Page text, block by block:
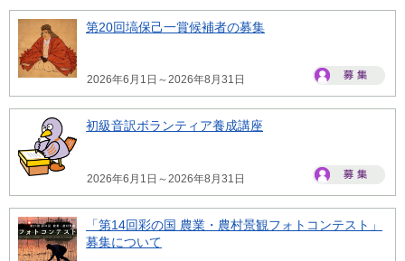
第20回塙保己一賞候補者の募集
2026年6月1日～2026年8月31日
初級音訳ボランティア養成講座
2026年6月1日～2026年8月31日
「第14回彩の国 農業・農村景観フォトコンテスト」
募集について